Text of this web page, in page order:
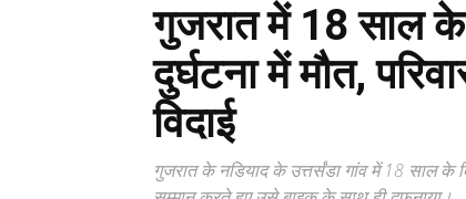
गुजरात में 18 साल
दुर्घटना में मौत,
विदाई
गुजरात के नडियाद के उत्तर्संडा गांव में 18 साल के